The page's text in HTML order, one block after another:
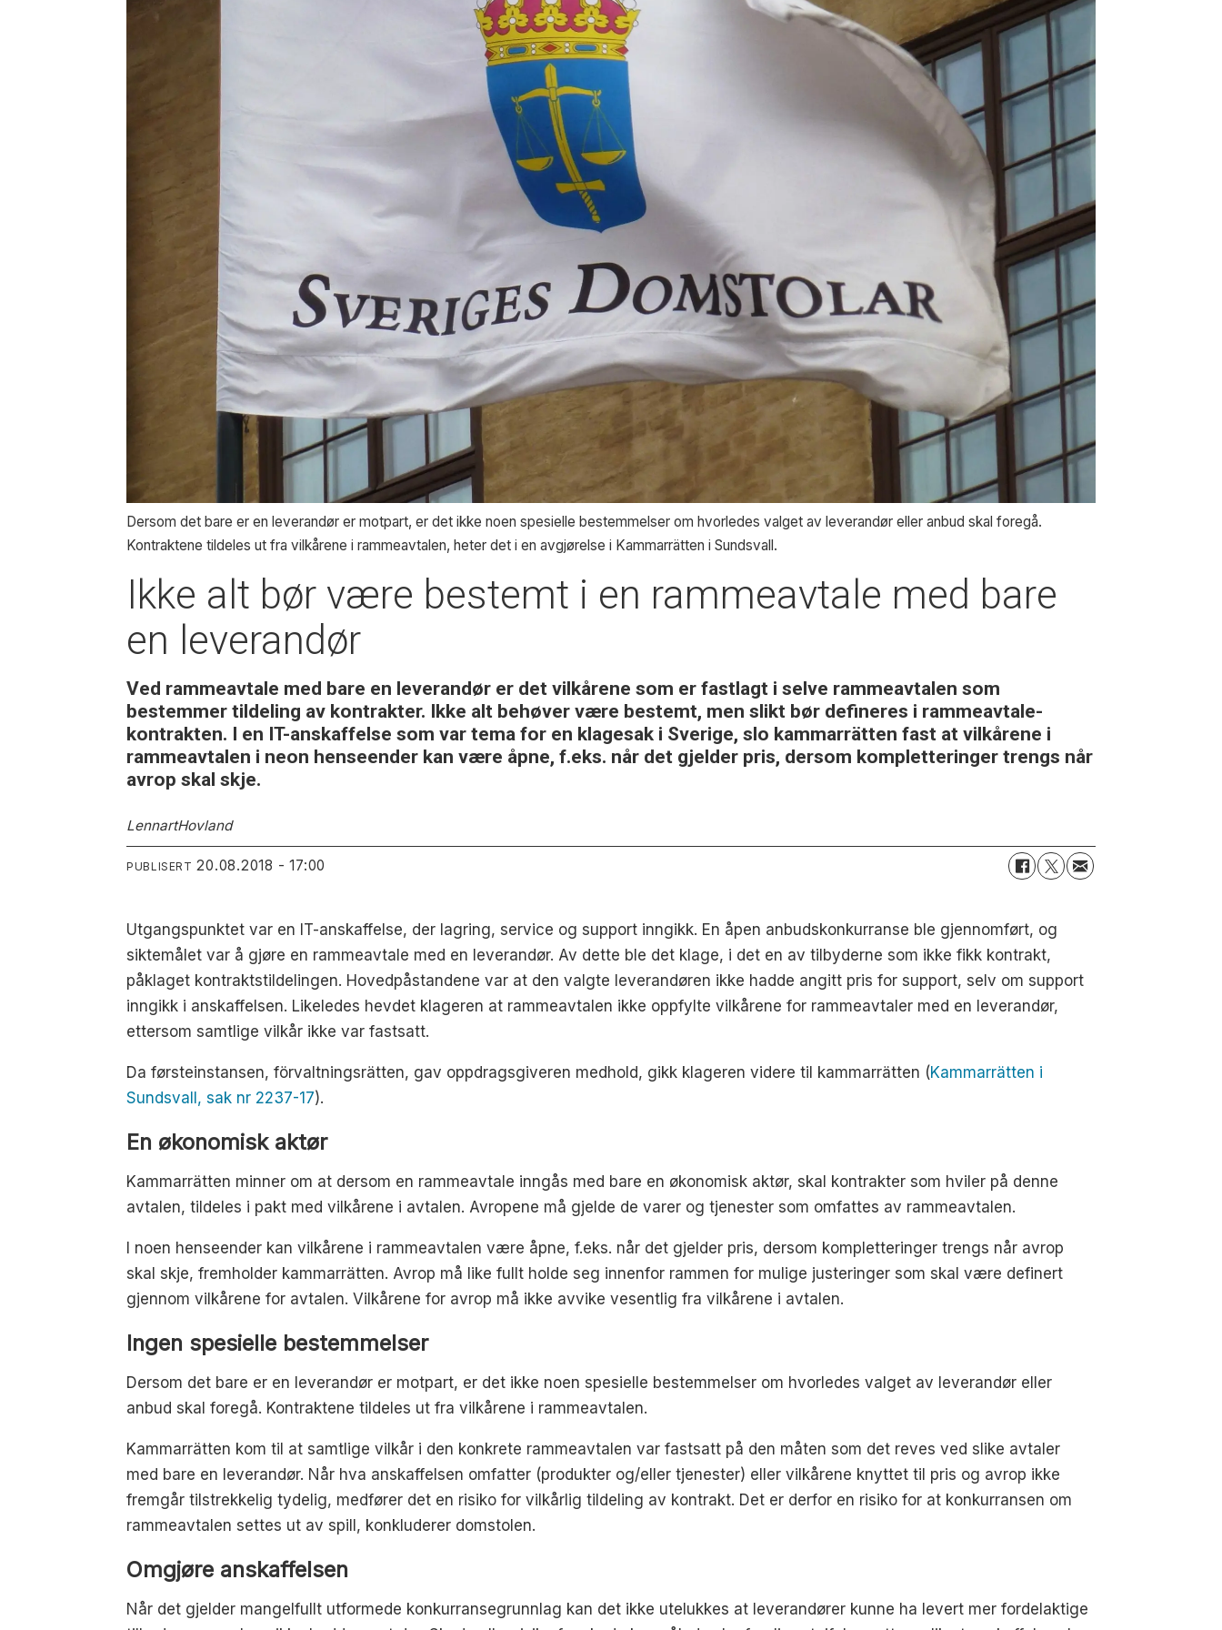
Dersom det bare er en leverandør er motpart, er det ikke noen spesielle bestemmelser om hvorledes valget av leverandør eller anbud skal foregå.
Kontraktene tildeles ut fra vilkårene i rammeavtalen, heter det i en avgjørelse i Kammarrätten i Sundsvall.
Ikke alt bør være bestemt i en rammeavtale med bare
en leverandør
Ved rammeavtale med bare en leverandør er det vilkårene som er fastlagt i selve rammeavtalen som
bestemmer tildeling av kontrakter. Ikke alt behøver være bestemt, men slikt bør defineres i rammeavtale-
kontrakten. I en IT-anskaffelse som var tema for en klagesak i Sverige, slo kammarrätten fast at vilkårene i
rammeavtalen i neon henseender kan være åpne, f.eks. når det gjelder pris, dersom kompletteringer trengs når
avrop skal skje.
LennartHovland
PUBLISERT 20.08.2018 - 17:00
Utgangspunktet var en IT-anskaffelse, der lagring, service og support inngikk. En åpen anbudskonkurranse ble gjennomført, og
siktemålet var å gjøre en rammeavtale med en leverandør. Av dette ble det klage, i det en av tilbyderne som ikke fikk kontrakt,
påklaget kontraktstildelingen. Hovedpåstandene var at den valgte leverandøren ikke hadde angitt pris for support, selv om support
inngikk i anskaffelsen. Likeledes hevdet klageren at rammeavtalen ikke oppfylte vilkårene for rammeavtaler med en leverandør,
ettersom samtlige vilkår ikke var fastsatt.
Da førsteinstansen, förvaltningsrätten, gav oppdragsgiveren medhold, gikk klageren videre til kammarrätten (Kammarrätten i
Sundsvall, sak nr 2237-17).
En økonomisk aktør
Kammarrätten minner om at dersom en rammeavtale inngås med bare en økonomisk aktør, skal kontrakter som hviler på denne
avtalen, tildeles i pakt med vilkårene i avtalen. Avropene må gjelde de varer og tjenester som omfattes av rammeavtalen.
I noen henseender kan vilkårene i rammeavtalen være åpne, f.eks. når det gjelder pris, dersom kompletteringer trengs når avrop
skal skje, fremholder kammarrätten. Avrop må like fullt holde seg innenfor rammen for mulige justeringer som skal være definert
gjennom vilkårene for avtalen. Vilkårene for avrop må ikke avvike vesentlig fra vilkårene i avtalen.
Ingen spesielle bestemmelser
Dersom det bare er en leverandør er motpart, er det ikke noen spesielle bestemmelser om hvorledes valget av leverandør eller
anbud skal foregå. Kontraktene tildeles ut fra vilkårene i rammeavtalen.
Kammarrätten kom til at samtlige vilkår i den konkrete rammeavtalen var fastsatt på den måten som det reves ved slike avtaler
med bare en leverandør. Når hva anskaffelsen omfatter (produkter og/eller tjenester) eller vilkårene knyttet til pris og avrop ikke
fremgår tilstrekkelig tydelig, medfører det en risiko for vilkårlig tildeling av kontrakt. Det er derfor en risiko for at konkurransen om
rammeavtalen settes ut av spill, konkluderer domstolen.
Omgjøre anskaffelsen
Når det gjelder mangelfullt utformede konkurransegrunnlag kan det ikke utelukkes at leverandører kunne ha levert mer fordelaktige